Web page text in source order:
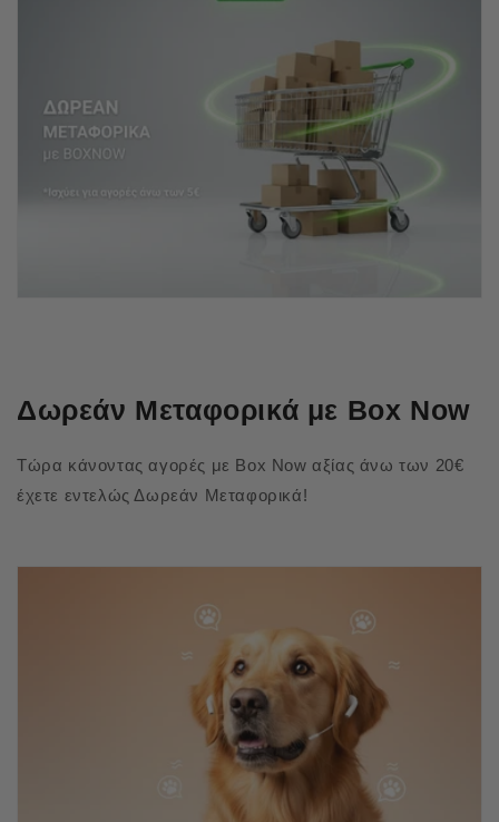
Δωρεάν Μεταφορικά με Box Now
Τώρα κάνοντας αγορές με Box Now αξίας άνω των 20€
έχετε εντελώς Δωρεάν Μεταφορικά!